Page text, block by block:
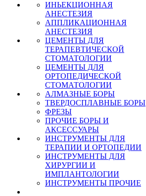
ИНЬЕКЦИОННАЯ
АНЕСТЕЗИЯ
АППЛИКАЦИОННАЯ
АНЕСТЕЗИЯ
ЦЕМЕНТЫ ДЛЯ
ТЕРАПЕВТИЧЕСКОЙ
СТОМАТОЛОГИИ
ЦЕМЕНТЫ ДЛЯ
ОРТОПЕДИЧЕСКОЙ
СТОМАТОЛОГИИ
АЛМАЗНЫЕ БОРЫ
ТВЕРДОСПЛАВНЫЕ БОРЫ
ФРЕЗЫ
ПРОЧИЕ БОРЫ И
АКСЕССУАРЫ
ИНСТРУМЕНТЫ ДЛЯ
ТЕРАПИИ И ОРТОПЕДИИ
ИНСТРУМЕНТЫ ДЛЯ
ХИРУРГИИ И
ИМПЛАНТОЛОГИИ
ИНСТРУМЕНТЫ ПРОЧИЕ